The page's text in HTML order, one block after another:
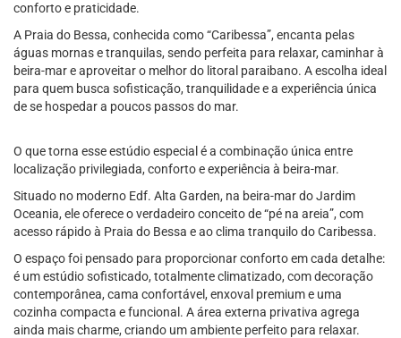
conforto e praticidade.
A Praia do Bessa, conhecida como “Caribessa”, encanta pelas
águas mornas e tranquilas, sendo perfeita para relaxar, caminhar à
beira-mar e aproveitar o melhor do litoral paraibano. A escolha ideal
para quem busca sofisticação, tranquilidade e a experiência única
de se hospedar a poucos passos do mar.
O que torna esse estúdio especial é a combinação única entre
localização privilegiada, conforto e experiência à beira-mar.
Situado no moderno Edf. Alta Garden, na beira-mar do Jardim
Oceania, ele oferece o verdadeiro conceito de “pé na areia”, com
acesso rápido à Praia do Bessa e ao clima tranquilo do Caribessa.
O espaço foi pensado para proporcionar conforto em cada detalhe:
é um estúdio sofisticado, totalmente climatizado, com decoração
contemporânea, cama confortável, enxoval premium e uma
cozinha compacta e funcional. A área externa privativa agrega
ainda mais charme, criando um ambiente perfeito para relaxar.